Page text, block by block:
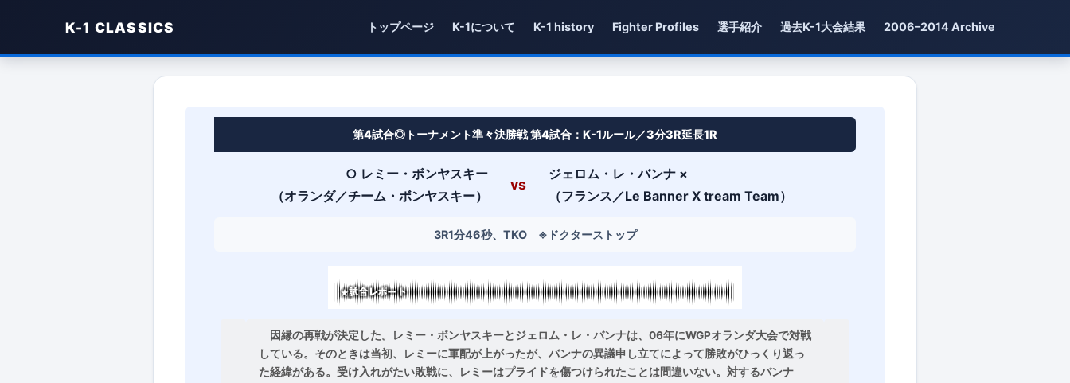
K-1 CLASSICS トップページ K-1について K-1 history Fighter Profiles 選手紹介 過去K-1大会結果 2006–2014 Archive
FieLDS K-1 WORLD GP 2008 FINAL | K-1 CLASSICS
第4試合◎トーナメント準々決勝戦 第4試合：K-1ルール／3分3R延長1R
○ レミー・ボンヤスキー
（オランダ／チーム・ボンヤスキー）
vs
ジェロム・レ・バンナ ×
（フランス／Le Banner X tream Team）
3R1分46秒、TKO ※ドクターストップ
因縁の再戦が決定した。レミー・ボンヤスキーとジェロム・レ・バンナは、06年にWGPオランダ大会で対戦
している。そのときは当初、レミーに軍配が上がったが、バンナの異議申し立てによって勝敗がひっくり返っ
た経緯がある。受け入れがたい敗戦に、レミーはプライドを傷つけられたことは間違いない。対するバンナ